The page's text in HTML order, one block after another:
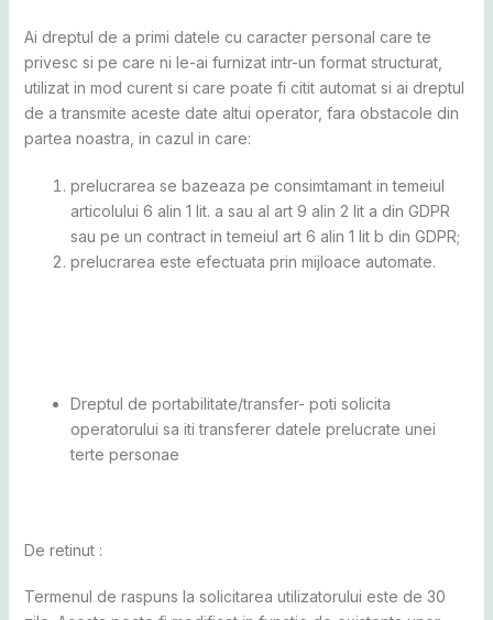
Ai dreptul de a primi datele cu caracter personal care te
privesc si pe care ni le-ai furnizat intr-un format structurat,
utilizat in mod curent si care poate fi citit automat si ai dreptul
de a transmite aceste date altui operator, fara obstacole din
partea noastra, in cazul in care:
prelucrarea se bazeaza pe consimtamant in temeiul
articolului 6 alin 1 lit. a sau al art 9 alin 2 lit a din GDPR
sau pe un contract in temeiul art 6 alin 1 lit b din GDPR;
prelucrarea este efectuata prin mijloace automate.
Dreptul de portabilitate/transfer- poti solicita
operatorului sa iti transferer datele prelucrate unei
terte personae
De retinut :
Termenul de raspuns la solicitarea utilizatorului este de 30